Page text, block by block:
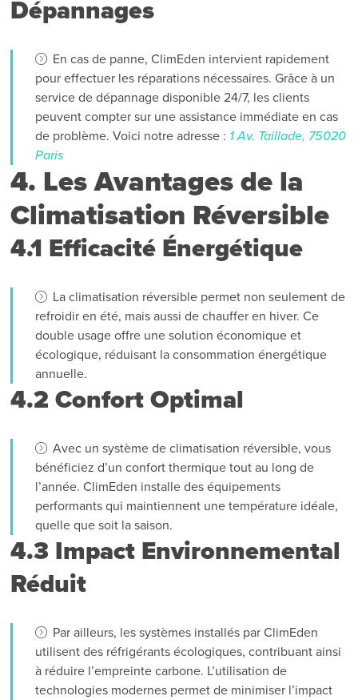
Dépannages
En cas de panne, ClimEden intervient rapidement
pour effectuer les réparations nécessaires. Grâce à un
service de dépannage disponible 24/7, les clients
peuvent compter sur une assistance immédiate en cas
de problème. Voici notre adresse : 1 Av. Taillade, 75020
Paris
4. Les Avantages de la
Climatisation Réversible
4.1 Efficacité Énergétique
La climatisation réversible permet non seulement de
refroidir en été, mais aussi de chauffer en hiver. Ce
double usage offre une solution économique et
écologique, réduisant la consommation énergétique
annuelle.
4.2 Confort Optimal
Avec un système de climatisation réversible, vous
bénéficiez d’un confort thermique tout au long de
l’année. ClimEden installe des équipements
performants qui maintiennent une température idéale,
quelle que soit la saison.
4.3 Impact Environnemental
Réduit
Par ailleurs, les systèmes installés par ClimEden
utilisent des réfrigérants écologiques, contribuant ainsi
à réduire l’empreinte carbone. L’utilisation de
technologies modernes permet de minimiser l’impact